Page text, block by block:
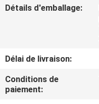
CONTRÔLE
QUALITÉ
CONTACT
Détails d'emballage:
Délai de livraison:
Conditions de
paiement: